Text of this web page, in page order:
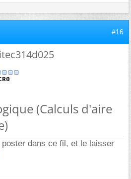
#16
(Calculs d'aire
dans ce fil, et le laisser